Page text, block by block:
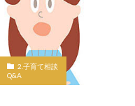
2.子育て相談
Q&A